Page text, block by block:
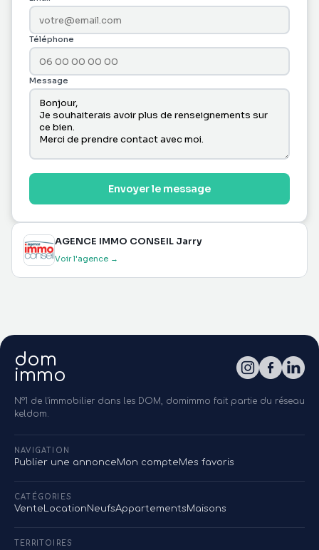
Téléphone
Message
Envoyer le message
AGENCE IMMO CONSEIL Jarry
Voir l'agence →
dom
immo
N°1 de l'immobilier dans les DOM, domimmo fait partie du réseau
keldom.
NAVIGATION
Publier une annonceMon compteMes favoris
CATÉGORIES
Vente LocationNeufsAppartementsMaisons
TERRITOIRES